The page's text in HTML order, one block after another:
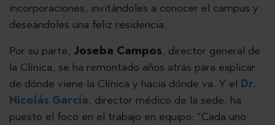
incorporaciones, invitándoles a conocer el campus y
deseándoles una feliz residencia.
Por su parte, Joseba Campos, director general de
la Clínica, se ha remontado años atrás para explicar
de dónde viene la Clínica y hacia dónde va. Y el Dr.
Nicolás García, director médico de la sede, ha
puesto el foco en el trabajo en equipo: “Cada uno